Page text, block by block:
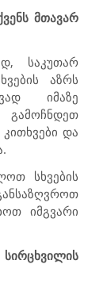
მთავარ
საკუთარ
აზრს
იმაზე
და
სხვების
იმგვარი